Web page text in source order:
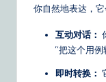
你自然地表达，它
互动对话：
“把这个用例
即时转换：